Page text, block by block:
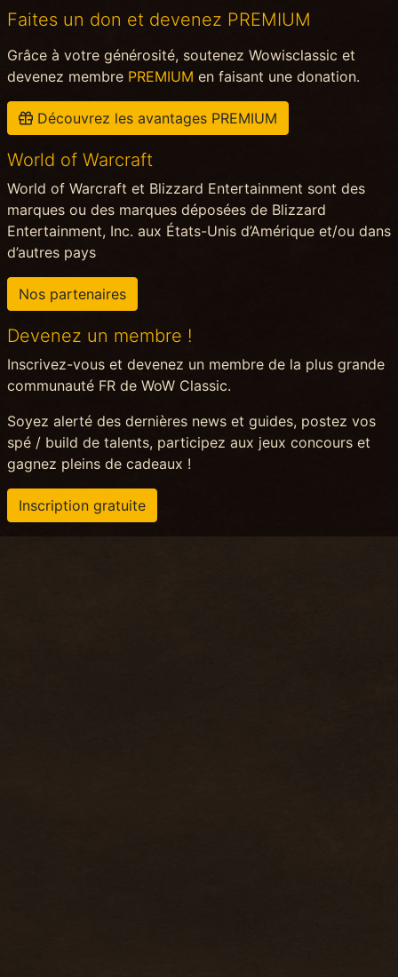
Faites un don et devenez PREMIUM
Grâce à votre générosité, soutenez Wowisclassic et
devenez membre PREMIUM en faisant une donation.
Découvrez les avantages PREMIUM
World of Warcraft
World of Warcraft et Blizzard Entertainment sont des
marques ou des marques déposées de Blizzard
Entertainment, Inc. aux États-Unis d’Amérique et/ou dans
d’autres pays
Nos partenaires
Devenez un membre !
Inscrivez-vous et devenez un membre de la plus grande
communauté FR de WoW Classic.
Soyez alerté des dernières news et guides, postez vos
spé / build de talents, participez aux jeux concours et
gagnez pleins de cadeaux !
Inscription gratuite